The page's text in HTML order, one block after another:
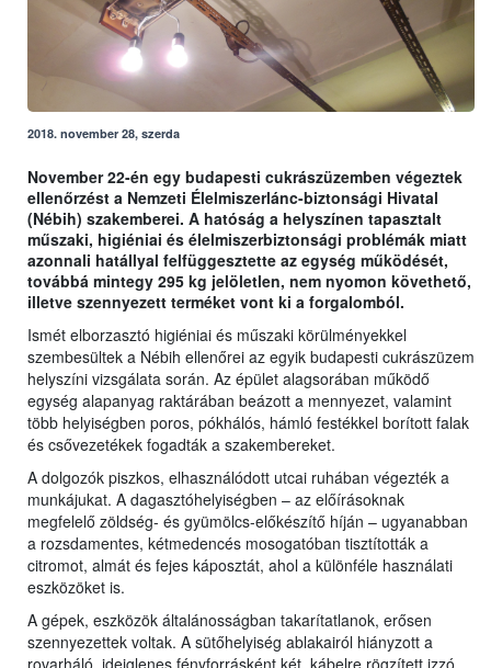
2018. november 28, szerda
November 22-én egy budapesti cukrászüzemben végeztek
ellenőrzést a Nemzeti Élelmiszerlánc-biztonsági Hivatal
(Nébih) szakemberei. A hatóság a helyszínen tapasztalt
műszaki, higiéniai és élelmiszerbiztonsági problémák miatt
azonnali hatállyal felfüggesztette az egység működését,
továbbá mintegy 295 kg jelöletlen, nem nyomon követhető,
illetve szennyezett terméket vont ki a forgalomból.
Ismét elborzasztó higiéniai és műszaki körülményekkel
szembesültek a Nébih ellenőrei az egyik budapesti cukrászüzem
helyszíni vizsgálata során. Az épület alagsorában működő
egység alapanyag raktárában beázott a mennyezet, valamint
több helyiségben poros, pókhálós, hámló festékkel borított falak
és csővezetékek fogadták a szakembereket.
A dolgozók piszkos, elhasználódott utcai ruhában végezték a
munkájukat. A dagasztóhelyiségben – az előírásoknak
megfelelő zöldség- és gyümölcs-előkészítő híján – ugyanabban
a rozsdamentes, kétmedencés mosogatóban tisztították a
citromot, almát és fejes káposztát, ahol a különféle használati
eszközöket is.
A gépek, eszközök általánosságban takarítatlanok, erősen
szennyezettek voltak. A sütőhelyiség ablakairól hiányzott a